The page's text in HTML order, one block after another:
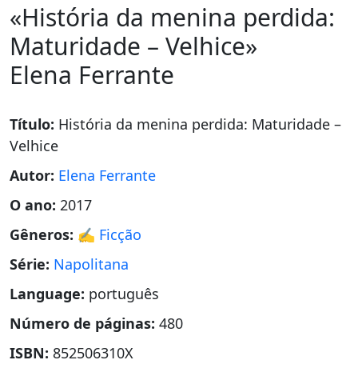
«História da menina perdida:
Maturidade – Velhice»
Elena Ferrante
Título: História da menina perdida: Maturidade –
Velhice
Autor: Elena Ferrante
O ano: 2017
Gêneros: ✍️ Ficção
Série: Napolitana
Language: português
Número de páginas: 480
ISBN: 852506310X